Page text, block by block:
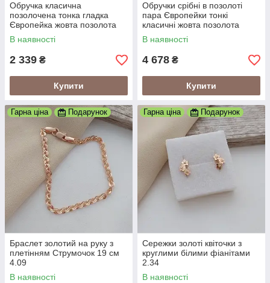
Обручка класична
позолочена тонка гладка
Європейка жовта позолота
В наявності
2 339 ₴
Купити
Обручки срібні в позолоті
пара Європейки тонкі
класичні жовта позолота
В наявності
4 678 ₴
Купити
Гарна ціна Подарунок
Браслет золотий на руку з
плетінням Струмочок 19 см
4.09
В наявності
Гарна ціна Подарунок
Сережки золоті квіточки з
круглими білими фіанітами
2.34
В наявності